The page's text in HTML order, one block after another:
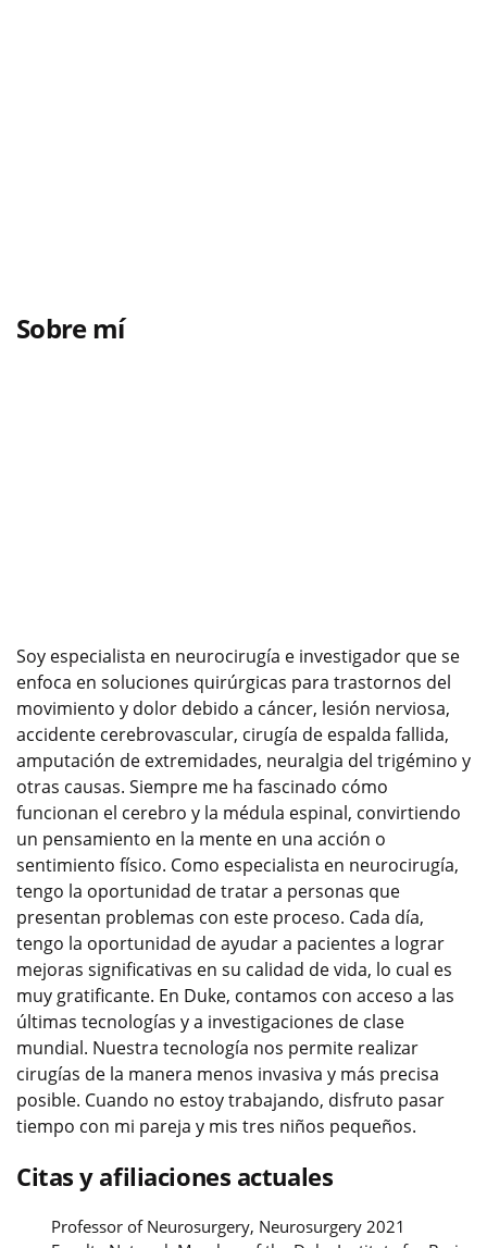
Sobre mí
Soy especialista en neurocirugía e investigador que se
enfoca en soluciones quirúrgicas para trastornos del
movimiento y dolor debido a cáncer, lesión nerviosa,
accidente cerebrovascular, cirugía de espalda fallida,
amputación de extremidades, neuralgia del trigémino y
otras causas. Siempre me ha fascinado cómo
funcionan el cerebro y la médula espinal, convirtiendo
un pensamiento en la mente en una acción o
sentimiento físico. Como especialista en neurocirugía,
tengo la oportunidad de tratar a personas que
presentan problemas con este proceso. Cada día,
tengo la oportunidad de ayudar a pacientes a lograr
mejoras significativas en su calidad de vida, lo cual es
muy gratificante. En Duke, contamos con acceso a las
últimas tecnologías y a investigaciones de clase
mundial. Nuestra tecnología nos permite realizar
cirugías de la manera menos invasiva y más precisa
posible. Cuando no estoy trabajando, disfruto pasar
tiempo con mi pareja y mis tres niños pequeños.
Citas y afiliaciones actuales
Professor of Neurosurgery, Neurosurgery 2021